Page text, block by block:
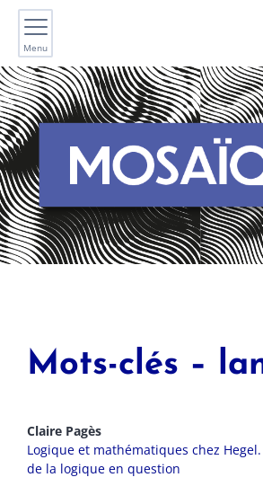
Menu
Mots-clés –
Claire Pagès
Logique et mathématiques chez
de la logique en question